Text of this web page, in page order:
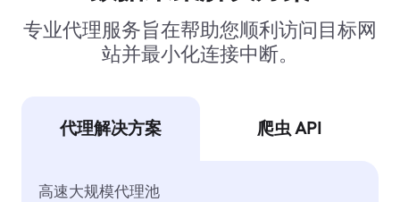
专业代理服务旨在帮助您顺利访问目标网
站并最小化连接中断。
代理解决方案 爬虫 API
高速大规模代理池